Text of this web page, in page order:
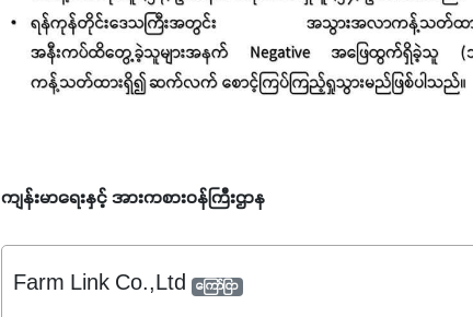
ကျန်းမာရေးနှင့် အားကစားဝန်ကြီးဌာန
Farm Link Co.,Ltd ကြော်ငြာ